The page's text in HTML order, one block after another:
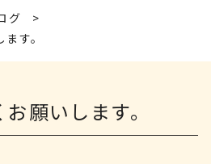
グ
す。
願いします。